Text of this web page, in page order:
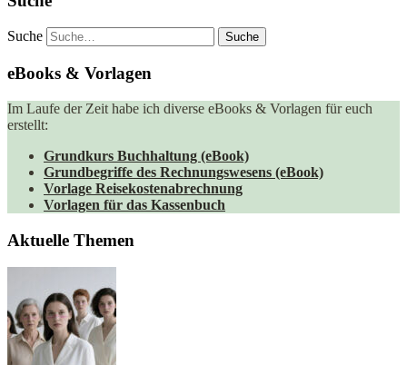
Suche
eBooks & Vorlagen
Im Laufe der Zeit habe ich diverse eBooks & Vorlagen für euch
erstellt:
Grundkurs Buchhaltung (eBook)
Grundbegriffe des Rechnungswesens (eBook)
Vorlage Reisekostenabrechnung
Vorlagen für das Kassenbuch
Aktuelle Themen